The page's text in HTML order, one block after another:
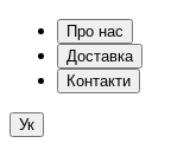
Про нас
Доставка
Контакти
Ук